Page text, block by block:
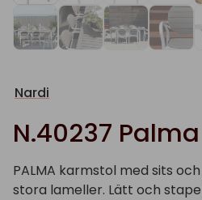
Nardi
N.40237 Palma
PALMA karmstol med sits
stora lameller. Lätt och